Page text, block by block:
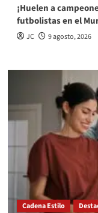
¡Huelen a
futbolistas en el
JC 9 agosto, 2026
Cadena Estilo